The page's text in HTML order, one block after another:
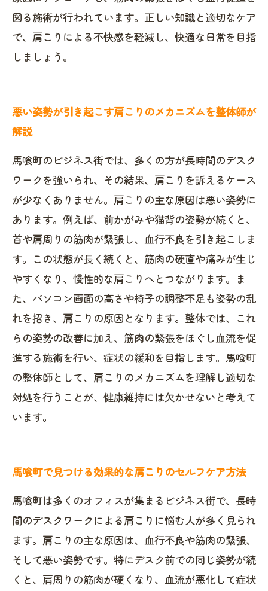
図る施術が行われています。正しい知識と適切なケア
で、肩こりによる不快感を軽減し、快適な日常を目指
しましょう。
悪い姿勢が引き起こす肩こりのメカニズムを整体師が
解説
馬喰町のビジネス街では、多くの方が長時間のデスク
ワークを強いられ、その結果、肩こりを訴えるケース
が少なくありません。肩こりの主な原因は悪い姿勢に
あります。例えば、前かがみや猫背の姿勢が続くと、
首や肩周りの筋肉が緊張し、血行不良を引き起こしま
す。この状態が長く続くと、筋肉の硬直や痛みが生じ
やすくなり、慢性的な肩こりへとつながります。ま
た、パソコン画面の高さや椅子の調整不足も姿勢の乱
れを招き、肩こりの原因となります。整体では、これ
らの姿勢の改善に加え、筋肉の緊張をほぐし血流を促
進する施術を行い、症状の緩和を目指します。馬喰町
の整体師として、肩こりのメカニズムを理解し適切な
対処を行うことが、健康維持には欠かせないと考えて
います。
馬喰町で見つける効果的な肩こりのセルフケア方法
馬喰町は多くのオフィスが集まるビジネス街で、長時
間のデスクワークによる肩こりに悩む人が多く見られ
ます。肩こりの主な原因は、血行不良や筋肉の緊張、
そして悪い姿勢です。特にデスク前での同じ姿勢が続
くと、肩周りの筋肉が硬くなり、血流が悪化して症状